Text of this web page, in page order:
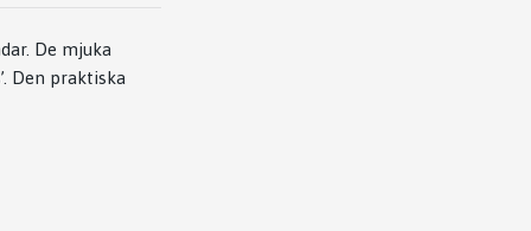
De mjuka
Den praktiska